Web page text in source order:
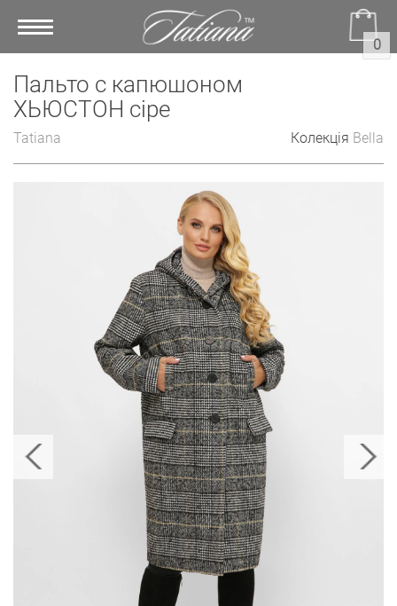
Toggle
0
Пальто с капюшоном
ХЬЮСТОН сіре
Tatiana Колекція Bella